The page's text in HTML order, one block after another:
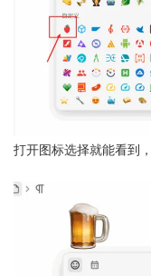
打开图标选择就能看到